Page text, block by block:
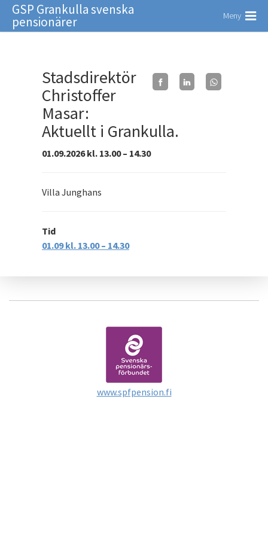
GSP Grankulla svenska
pensionärer Meny
Stadsdirektör
Christoffer
Masar:
Aktuellt i Grankulla.
01.09.2026 kl. 13.00 – 14.30
Villa Junghans
Tid
01.09 kl. 13.00 – 14.30
www.spfpension.fi